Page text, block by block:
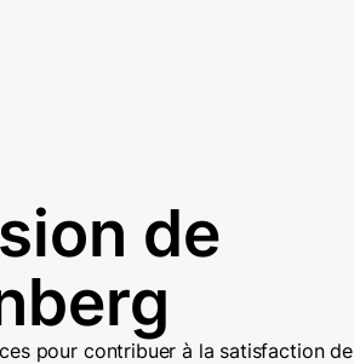
de
pour contribuer à la satisfactionde